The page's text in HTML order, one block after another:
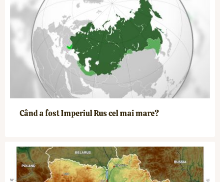
Când a fost Imperiul Rus cel mai mare?